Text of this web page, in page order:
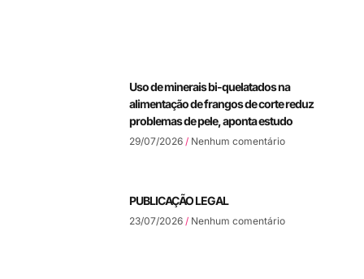
Uso de minerais bi-quelatados na
alimentação de frangos de corte reduz
problemas de pele, aponta estudo
29/07/2026 Nenhum comentário
PUBLICAÇÃO LEGAL
23/07/2026 Nenhum comentário